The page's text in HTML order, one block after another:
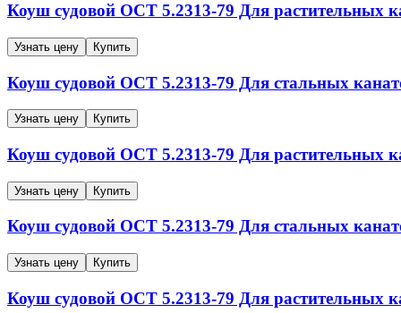
Коуш судовой ОСТ 5.2313-79 Для растительных
Узнать цену Купить
Коуш судовой ОСТ 5.2313-79 Для стальных
Узнать цену Купить
Коуш судовой ОСТ 5.2313-79 Для растительных
Узнать цену Купить
Коуш судовой ОСТ 5.2313-79 Для стальных
Узнать цену Купить
Коуш судовой ОСТ 5.2313-79 Для растительных